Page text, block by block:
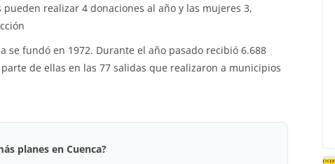
realizar 4 donaciones al año y las mujeres 3,
se fundó en 1972. Durante el año pasado recibió 6.688
de ellas en las 77 salidas que realizaron a municipios
planes en Cuenca?